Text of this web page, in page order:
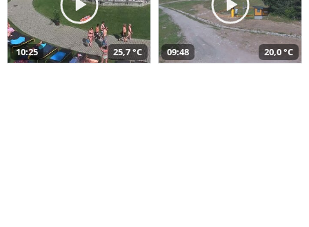
10:25 25,7 °C 09:48 20,0 °C